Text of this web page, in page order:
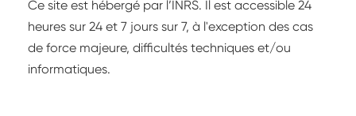
Ce site est hébergé par l’INRS. Il est accessible 24
heures sur 24 et 7 jours sur 7, à l'exception des cas
de force majeure, difficultés techniques et/ou
informatiques.